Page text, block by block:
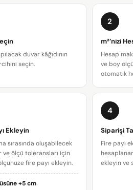
duvar kâğıdının
seçin.
2
m²’nizi
Hesap
ve boy
otomatik
Ekleyin
sırasında oluşabilecek
ve ölçü toleransları için
fire payı ekleyin.
+5 cm
4
Siparişi
Fire payı
ekleyin ve
Bu ürünü paylaş
Bir soru sor
E-
posta
adresiniz
Telefonunuz